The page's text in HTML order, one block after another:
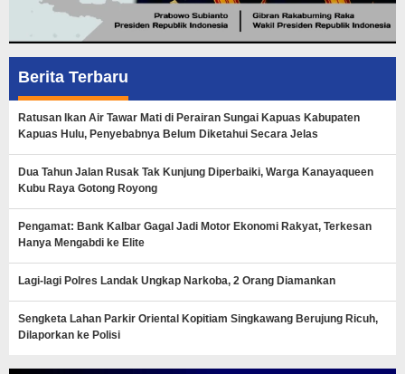
Berita Terbaru
Ratusan Ikan Air Tawar Mati di Perairan Sungai Kapuas Kabupaten
Kapuas Hulu, Penyebabnya Belum Diketahui Secara Jelas
Dua Tahun Jalan Rusak Tak Kunjung Diperbaiki, Warga Kanayaqueen
Kubu Raya Gotong Royong
Pengamat: Bank Kalbar Gagal Jadi Motor Ekonomi Rakyat, Terkesan
Hanya Mengabdi ke Elite
Lagi-lagi Polres Landak Ungkap Narkoba, 2 Orang Diamankan
Sengketa Lahan Parkir Oriental Kopitiam Singkawang Berujung Ricuh,
Dilaporkan ke Polisi